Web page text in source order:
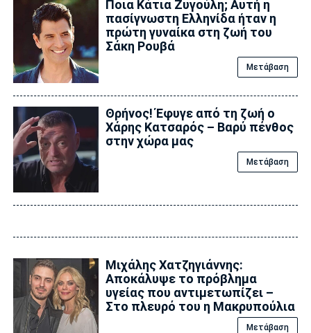
Ποια Κάτια Ζυγούλη; Αυτή η
πασίγνωστη Ελληνίδα ήταν η
πρώτη γυναίκα στη ζωή του
Σάκη Ρουβά
Μετάβαση
Θρήνος! Έφυγε από τη ζωή ο
Χάρης Κατσαρός – Βαρύ πένθος
στην χώρα μας
Μετάβαση
Μιχάλης Χατζηγιάννης:
Αποκάλυψε το πρόβλημα
υγείας που αντιμετωπίζει –
Στο πλευρό του η Μακρυπούλια
Μετάβαση